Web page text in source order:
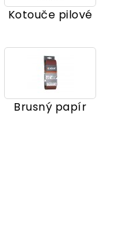
Kotouče pilové
Brusný papír